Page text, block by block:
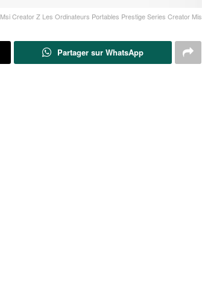
Msi Creator Z Les Ordinateurs Portables Prestige Series Creator Mis
Partager sur WhatsApp